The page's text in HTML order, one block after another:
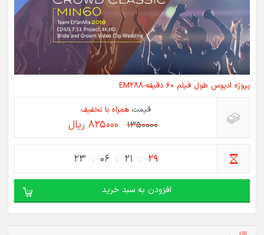
پروژه ادیوس طول فیلم 60 دقیقه-EM288
قیمت همراه با تخفیف
1350000 825000 ریال
23 06 21 28
افزودن به سبد خرید